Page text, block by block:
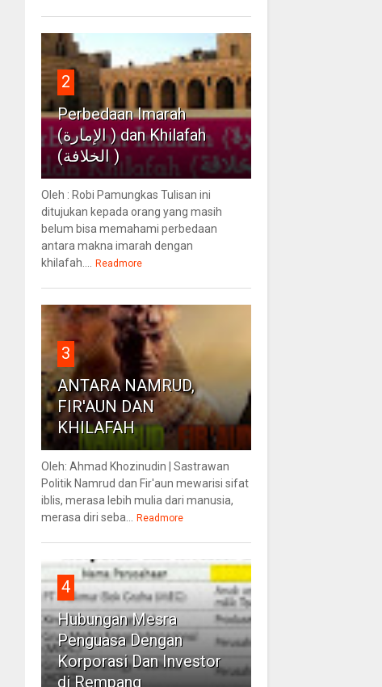
2
Perbedaan Imarah
(الإمارة ) dan Khilafah
(الخلافة )
Oleh : Robi Pamungkas Tulisan ini
ditujukan kepada orang yang masih
belum bisa memahami perbedaan
antara makna imarah dengan
khilafah....
Readmore
3
ANTARA NAMRUD,
FIR'AUN DAN
KHILAFAH
Oleh: Ahmad Khozinudin | Sastrawan
Politik Namrud dan Fir'aun mewarisi sifat
iblis, merasa lebih mulia dari manusia,
merasa diri seba...
Readmore
4
Hubungan Mesra
Penguasa Dengan
Korporasi Dan Investor
di Rempang